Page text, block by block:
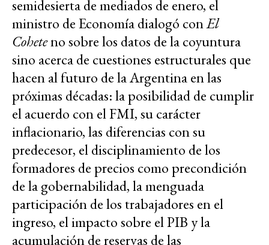
semidesierta de mediados de enero, el
ministro de Economía dialogó conEl
Coheteno sobre los datos de la coyuntura
sino acerca de cuestiones estructurales que
hacen al futuro de la Argentina en las
próximas décadas: la posibilidad de cumplir
el acuerdo con el FMI, su carácter
inflacionario, las diferencias con su
predecesor, el disciplinamiento de los
formadores de precios como precondición
de la gobernabilidad, la menguada
participación de los trabajadores en el
ingreso, el impacto sobre el PIB y la
acumulación de reservas de las